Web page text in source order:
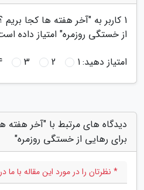
1 کاربر به "آخر هفته ها کجا بریم
از خستگی روزمره" امتیاز داده
امتیاز دهید:1
2
3
دیدگاه های مرتبط با "آخر هفته
برای رهایی از خستگی روزمره"
* نظرتان را در مورد این مقاله با ما